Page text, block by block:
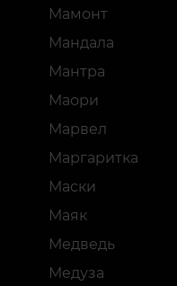
Мамонт
Мандала
Мантра
Маори
Марвел
Маргаритка
Маски
Маяк
Медведь
Медуза